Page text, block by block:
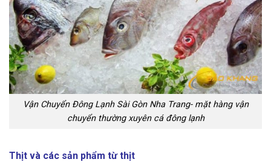
Vận Chuyển Đông Lạnh Sài Gòn Nha Trang- mặt hàng vận
chuyển thường xuyên cá đông lạnh
Thịt và các sản phẩm từ thịt